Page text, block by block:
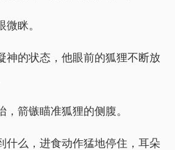
眯。
神的状态，他眼前的狐狸不断放
，箭镞瞄准狐狸的侧腹。
什么，进食动作猛地停住，耳朵